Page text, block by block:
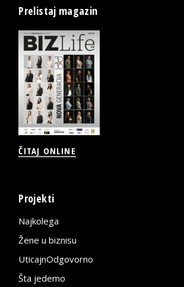
Prelistaj magazin
ČITAJ ONLINE
Projekti
Najkolega
Žene u biznisu
UticajnOdgovorno
Šta jedemo